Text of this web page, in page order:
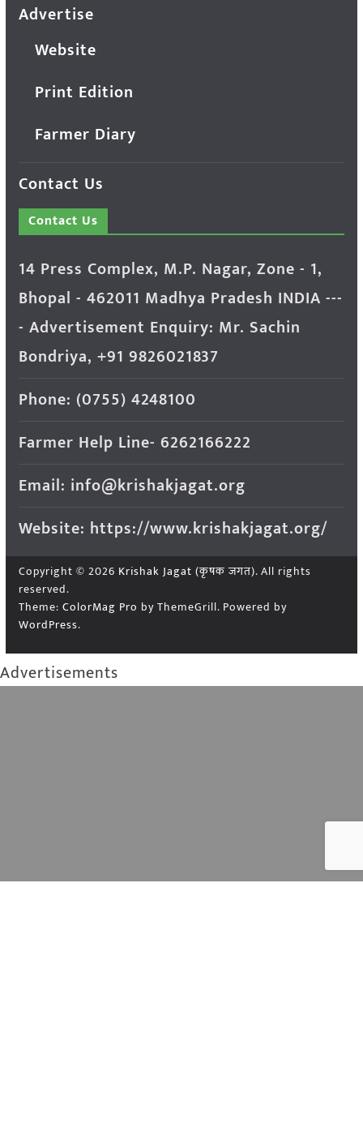
Advertise
Website
Print Edition
Farmer Diary
Contact Us
Contact Us
14 Press Complex, M.P. Nagar, Zone - 1,
Bhopal - 462011 Madhya Pradesh INDIA ---
- Advertisement Enquiry: Mr. Sachin
Bondriya, +91 9826021837
Phone: (0755) 4248100
Farmer Help Line- 6262166222
Email: info@krishakjagat.org
Website: https://www.krishakjagat.org/
Copyright © 2026 Krishak Jagat (कृषक जगत). All rights
reserved.
Theme: ColorMag Pro by ThemeGrill. Powered by
WordPress.
Advertisements